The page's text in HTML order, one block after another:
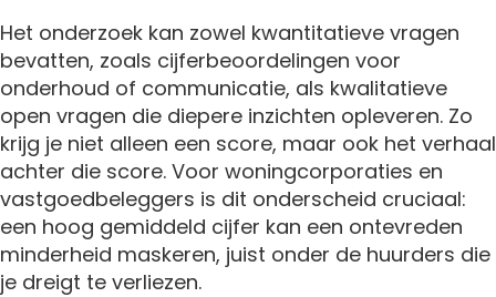
Het onderzoek kan zowel kwantitatieve vragen
bevatten, zoals cijferbeoordelingen voor
onderhoud of communicatie, als kwalitatieve
open vragen die diepere inzichten opleveren. Zo
krijg je niet alleen een score, maar ook het verhaal
achter die score. Voor woningcorporaties en
vastgoedbeleggers is dit onderscheid cruciaal:
een hoog gemiddeld cijfer kan een ontevreden
minderheid maskeren, juist onder de huurders die
je dreigt te verliezen.